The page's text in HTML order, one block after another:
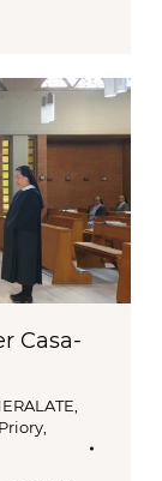
Casa-